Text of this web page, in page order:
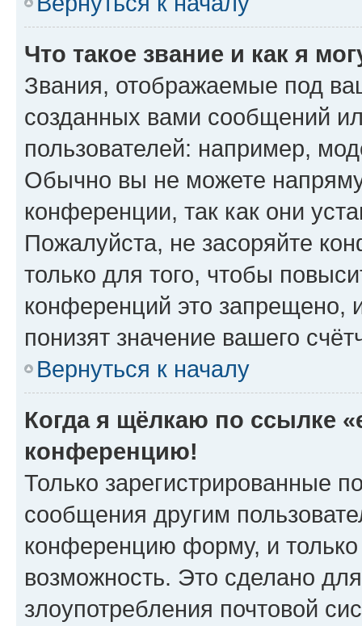
Что такое звание и как я
Звания, отображаемые под
созданных вами сообщений
пользователей: например,
Обычно вы не можете
конференции, так как они
Пожалуйста, не засоряйте
только для того, чтобы
конференций это запрещено,
понизят значение вашего
Вернуться к началу
Когда я щёлкаю по ссылке
конференцию!
Только зарегистрированные
сообщения другим
конференцию форму, и
возможность. Это сделано
злоупотребления почтовой